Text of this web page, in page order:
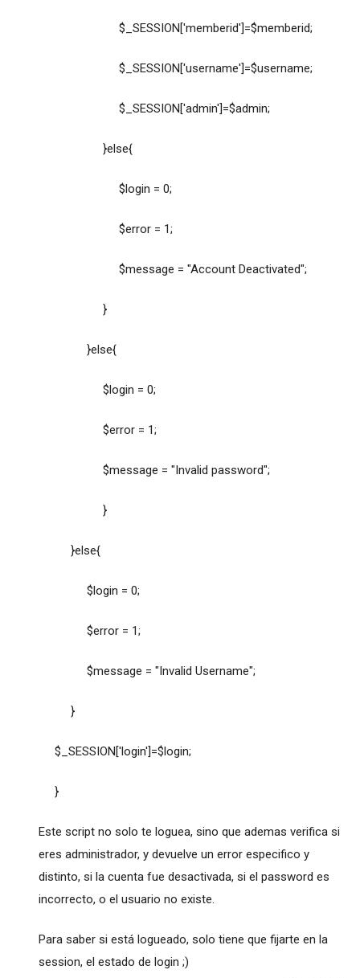
$_SESSION['memberid']=$memberid;
$_SESSION['username']=$username;
$_SESSION['admin']=$admin;
}else{
$login = 0;
$error = 1;
$message = "Account Deactivated";
}
}else{
$login = 0;
$error = 1;
$message = "Invalid password";
}
}else{
$login = 0;
$error = 1;
$message = "Invalid Username";
}
$_SESSION['login']=$login;
}
Este script no solo te loguea, sino que ademas verifica si
eres administrador, y devuelve un error especifico y
distinto, si la cuenta fue desactivada, si el password es
incorrecto, o el usuario no existe.
Para saber si está logueado, solo tiene que fijarte en la
session, el estado de login ;)